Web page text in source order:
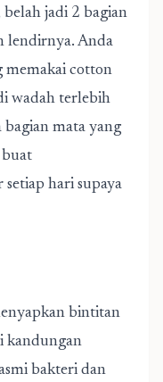
belah jadi 2 bagian
lendirnya. Anda
memakai cotton
wadah terlebih
bagian mata yang
hari supaya
bintitan
kandungan
bakteri dan